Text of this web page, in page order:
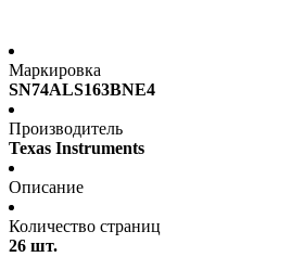
Маркировка
SN74ALS163BNE4
Производитель
Texas Instruments
Описание
Количество страниц
26 шт.